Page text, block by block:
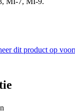
dit product op